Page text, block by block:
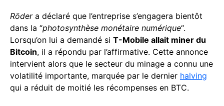
Rödera déclaré que l’entreprise s’engagera bientôt
dans la “photosynthèse monétaire numérique“.
Lorsqu’on lui a demandé si T-Mobile allait miner du
Bitcoin, il a répondu par l’affirmative. Cette annonce
intervient alors que le secteur du minage a connu une
volatilité importante, marquée par le dernier halving
qui a réduit de moitié les récompenses en BTC.